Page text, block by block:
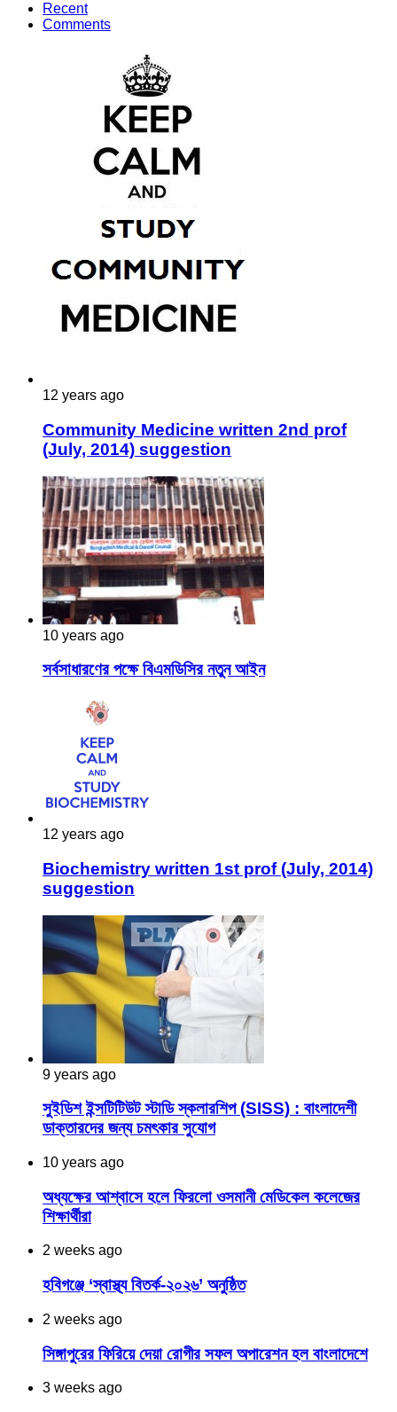
Recent
Comments
12 years ago
Community Medicine written 2nd prof
(July, 2014) suggestion
10 years ago
সর্বসাধারণের পক্ষে বিএমডিসির নতুন আইন
12 years ago
Biochemistry written 1st prof (July, 2014)
suggestion
9 years ago
সুইডিশ ইন্সটিটিউট স্টাডি স্কলারশিপ (SISS) : বাংলাদেশী
ডাক্তারদের জন্য চমৎকার সুযোগ
10 years ago
অধ্যক্ষের আশ্বাসে হলে ফিরলো ওসমানী মেডিকেল কলেজের
শিক্ষার্থীরা
2 weeks ago
হবিগঞ্জে ‘স্বাস্থ্য বিতর্ক-২০২৬’ অনুষ্ঠিত
2 weeks ago
সিঙ্গাপুরের ফিরিয়ে দেয়া রোগীর সফল অপারেশন হল বাংলাদেশে
3 weeks ago